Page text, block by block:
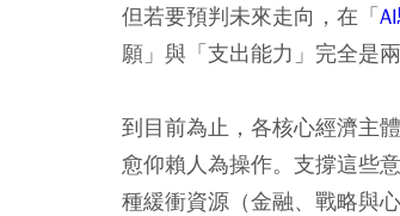
但若要預判未來走向，在「
願」與「支出能力」完全是
到目前為止，各核心經濟主
愈仰賴人為操作。支撐這些
種緩衝資源（金融、戰略與